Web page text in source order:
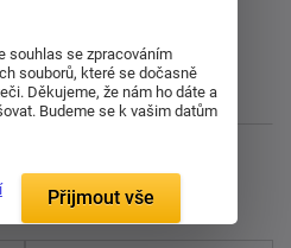
souhlas se zpracováním
souborů, které se dočasně
Děkujeme, že nám ho dáte a
Budeme se k vašim datům
Přijmout vše